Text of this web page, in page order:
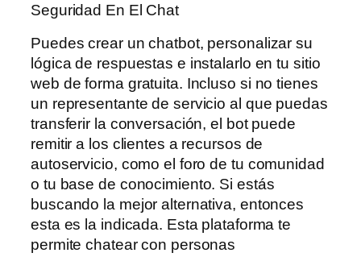
Seguridad En El Chat
Puedes crear un chatbot, personalizar su
lógica de respuestas e instalarlo en tu sitio
web de forma gratuita. Incluso si no tienes
un representante de servicio al que puedas
transferir la conversación, el bot puede
remitir a los clientes a recursos de
autoservicio, como el foro de tu comunidad
o tu base de conocimiento. Si estás
buscando la mejor alternativa, entonces
esta es la indicada. Esta plataforma te
permite chatear con personas